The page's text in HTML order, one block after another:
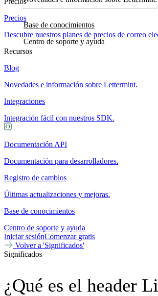
Base de conocimientos
Centro de soporte y ayuda
Precios
Descubre nuestros planes de precios de correo
Recursos
Blog
Novedades e información sobre Lettermint.
Integraciones
Integración fácil con nuestros SDK.
Documentación API
Documentación para desarrolladores.
Registro de cambios
Últimas actualizaciones y mejoras.
Base de conocimientos
Centro de soporte y ayuda
Iniciar sesiónComenzar gratis
Volver a 'Significados'
Significados
¿Qué es el header